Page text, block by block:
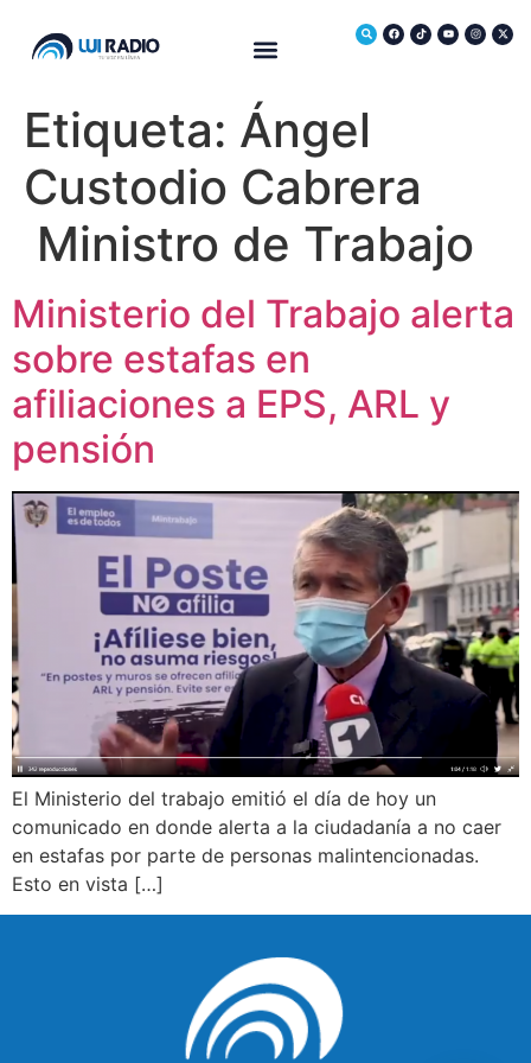
Etiqueta: Ángel
Custodio Cabrera
Ministro de Trabajo
Ministerio del Trabajo alerta
sobre estafas en
afiliaciones a EPS, ARL y
pensión
El Ministerio del trabajo emitió el día de hoy un
comunicado en donde alerta a la ciudadanía a no caer
en estafas por parte de personas malintencionadas.
Esto en vista […]